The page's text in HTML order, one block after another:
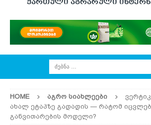
HOME ᲐᲒᲠᲝ ᲡᲘᲐᲮᲚᲔᲔᲑᲘ
ახალ ეტაპზე გადადის — რატომ
განვითარების მოდელი?